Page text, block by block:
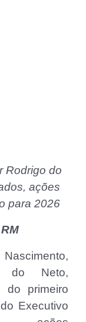
Rodrigo do
ações
para 2026
do Neto,
do primeiro
Executivo